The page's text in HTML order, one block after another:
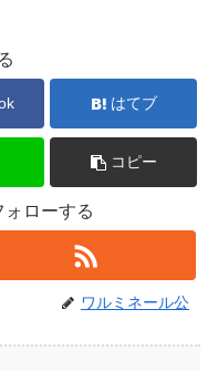
はてブ
コピー
ォローする
ワルミネール公